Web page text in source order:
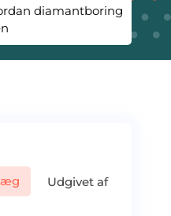
diamantboring
Udgivet af